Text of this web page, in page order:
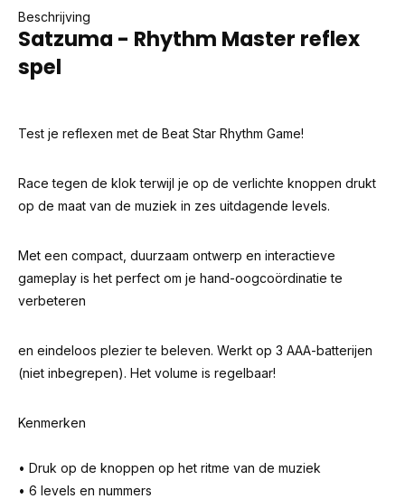
Beschrijving
Satzuma - Rhythm Master reflex
spel
Test je reflexen met de Beat Star Rhythm Game!
Race tegen de klok terwijl je op de verlichte knoppen drukt
op de maat van de muziek in zes uitdagende levels.
Met een compact, duurzaam ontwerp en interactieve
gameplay is het perfect om je hand-oogcoördinatie te
verbeteren
en eindeloos plezier te beleven. Werkt op 3 AAA-batterijen
(niet inbegrepen). Het volume is regelbaar!
Kenmerken
• Druk op de knoppen op het ritme van de muziek
• 6 levels en nummers